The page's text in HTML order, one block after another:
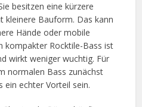
besitzen eine kürzere
kleinere Bauform. Das kann
Hände oder mobile
kompakter Rocktile-Bass ist
wirkt weniger wuchtig. Für
normalen Bass zunächst
ein echter Vorteil sein.